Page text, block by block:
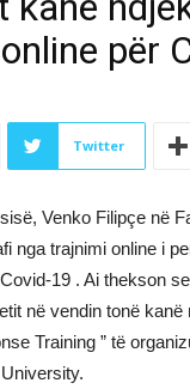
për
Twitter
Venko Filipçe në
nga trajnimi online i
19 . Ai thekson
në vendin tonë kanë
Training ” të